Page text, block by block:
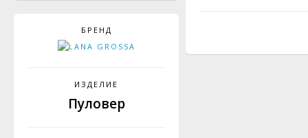
БРЕНД
ИЗДЕЛИЕ
Пуловер